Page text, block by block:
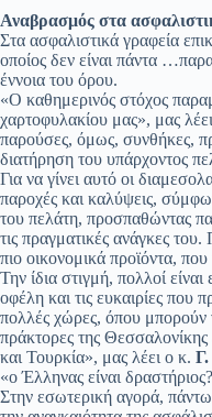
Αναβρασμός στα
Στα ασφαλιστικά γραφεία
οποίος δεν είναι πάντα
έννοια του όρου.
«Ο καθημερινός στόχος
χαρτοφυλακίου μας», μας
παρούσες, όμως, συνθήκες,
διατήρηση του υπάρχοντος
Για να γίνει αυτό οι
παροχές και καλύψεις,
του πελάτη, προσπαθώντας
τις πραγματικές ανάγκες
πιο οικονομικά προϊόντα, που
Την ίδια στιγμή, πολλοί
οφέλη και τις ευκαιρίες που
πολλές χώρες, όπου μπορούν
πράκτορες της
και Τουρκία», μας λέει ο κ.
«ο Έλληνας είναι
Στην εσωτερική αγορά,